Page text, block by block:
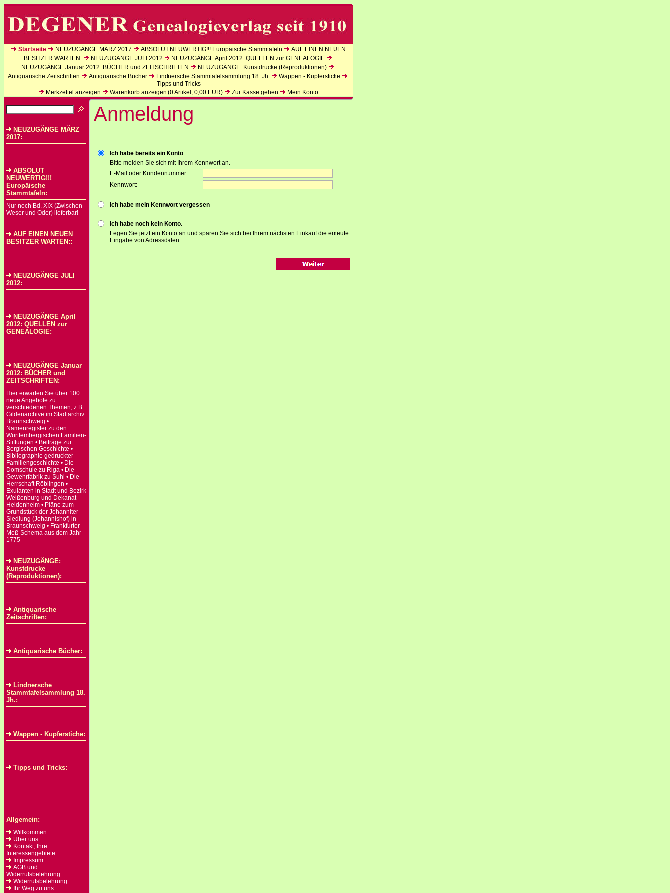
Startseite NEUZUGÄNGE MÄRZ 2017 ABSOLUT NEUWERTIG!!! Europäische Stammtafeln
AUF EINEN NEUEN
BESITZER WARTEN:
NEUZUGÄNGE JULI 2012
NEUZUGÄNGE April 2012: QUELLEN zur GENEALOGIE
NEUZUGÄNGE Januar 2012: BÜCHER und ZEITSCHRIFTEN
NEUZUGÄNGE: Kunstdrucke (Reproduktionen)
Antiquarische Zeitschriften
Antiquarische Bücher Lindnersche Stammtafelsammlung 18. Jh.
Wappen - Kupferstiche
Tipps und Tricks
Merkzettel anzeigen
Warenkorb anzeigen (0Artikel, 0,00 EUR) Zur Kasse gehen Mein Konto
NEUZUGÄNGE MÄRZ
2017:
ABSOLUT
NEUWERTIG!!!
Europäische
Stammtafeln:
Nur noch Bd. XIX (Zwischen
Weser und Oder) lieferbar!
AUF EINEN NEUEN
BESITZER WARTEN::
NEUZUGÄNGE JULI
2012:
NEUZUGÄNGE April
2012: QUELLEN zur
GENEALOGIE:
NEUZUGÄNGE Januar
2012: BÜCHER und
ZEITSCHRIFTEN:
Hier erwarten Sie über 100
neue Angebote zu
verschiedenen Themen, z.B.:
Gildenarchive im Stadtarchiv
Braunschweig •
Namenregister zu den
Württembergischen Familien-
Stiftungen • Beiträge zur
Bergischen Geschichte •
Bibliographie gedruckter
Familiengeschichte • Die
Domschule zu Riga • Die
Gewehrfabrik zu Suhl • Die
Herrschaft Röblingen •
Exulanten in Stadt und Bezirk
Weißenburg und Dekanat
Heidenheim • Pläne zum
Grundstück der Johanniter-
Siedlung (Johannishof) in
Braunschweig • Frankfurter
Meß-Schema aus dem Jahr
1775
NEUZUGÄNGE:
Kunstdrucke
(Reproduktionen):
Antiquarische
Zeitschriften:
Antiquarische Bücher:
Lindnersche
Stammtafelsammlung 18.
Jh.:
Wappen - Kupferstiche:
Tipps und Tricks:
Allgemein:
Willkommen
Über uns
Kontakt, Ihre
Interessengebiete
Impressum
AGB und
Widerrufsbelehrung
Widerrufsbelehrung
Ihr Weg zu uns
Anmeldung
Ich habe bereits ein Konto
Bitte melden Sie sich mit Ihrem Kennwort an.
E-Mail oder Kundennummer:
Kennwort:
Ich habe mein Kennwort vergessen
Ich habe noch kein Konto.
Legen Sie jetzt ein Konto an und sparen Sie sich bei Ihrem nächsten Einkauf die erneute
Eingabe von Adressdaten.